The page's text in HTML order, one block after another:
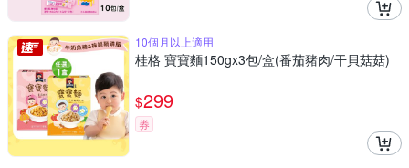
10個月以上適用
桂格 寶寶麵150gx3包/盒(番茄豬肉/干貝菇菇)
$299
券